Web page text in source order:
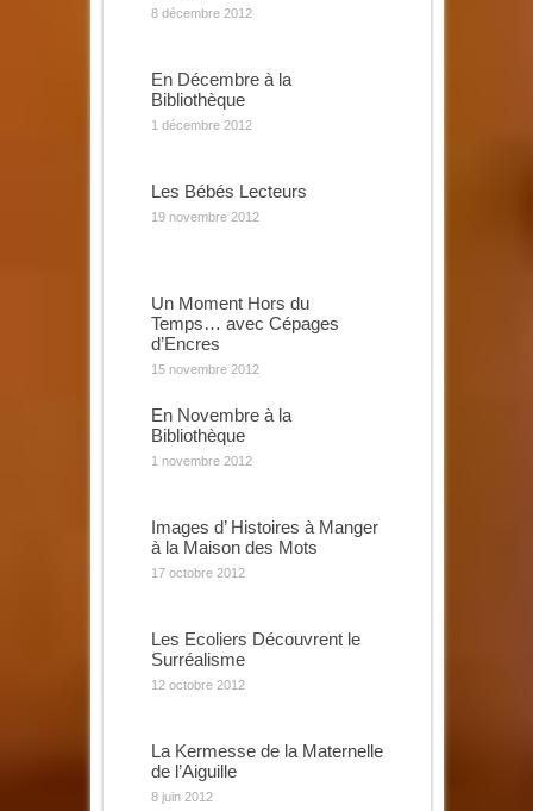
8 décembre 2012
En Décembre à la
Bibliothèque
1 décembre 2012
Les Bébés Lecteurs
19 novembre 2012
Un Moment Hors du
Temps… avec Cépages
d’Encres
15 novembre 2012
En Novembre à la
Bibliothèque
1 novembre 2012
Images d’ Histoires à Manger
à la Maison des Mots
17 octobre 2012
Les Ecoliers Découvrent le
Surréalisme
12 octobre 2012
La Kermesse de la Maternelle
de l’Aiguille
8 juin 2012